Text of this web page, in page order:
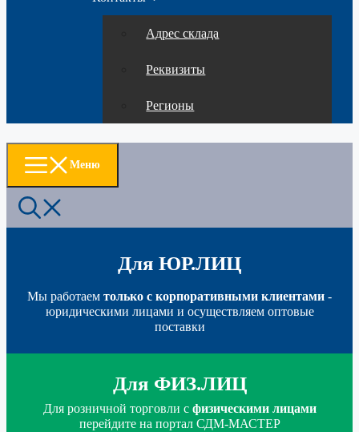
Адрес склада
Реквизиты
Регионы
Меню
Для ЮР.ЛИЦ
Мы работаем только с корпоративными клиентами -
юридическими лицами и осуществляем оптовые
поставки
Для ФИЗ.ЛИЦ
Для розничной торговли с физическими лицами
перейдите на портал СДМ-МАСТЕР